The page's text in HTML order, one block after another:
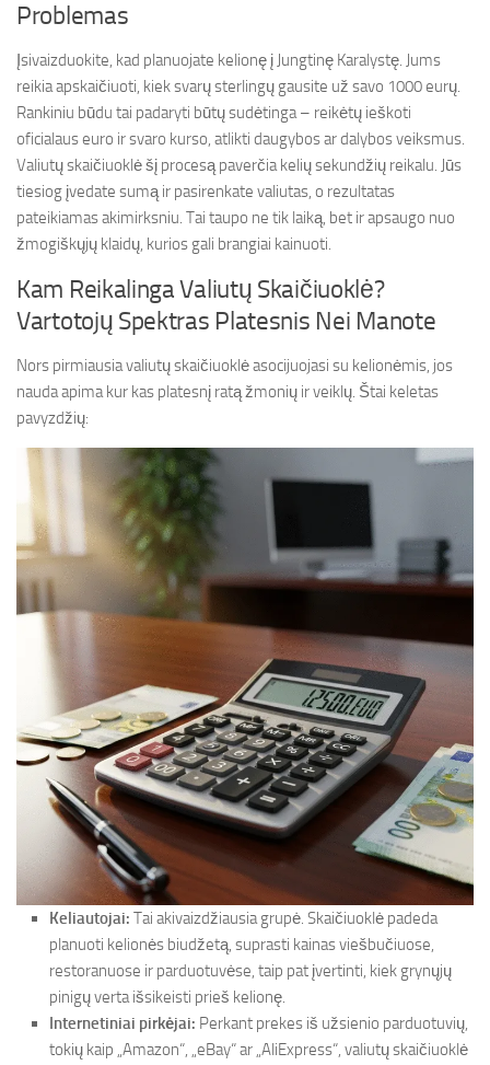
Problemas
Įsivaizduokite, kad planuojate kelionę į Jungtinę Karalystę. Jums
reikia apskaičiuoti, kiek svarų sterlingų gausite už savo 1000 eurų.
Rankiniu būdu tai padaryti būtų sudėtinga – reikėtų ieškoti
oficialaus euro ir svaro kurso, atlikti daugybos ar dalybos veiksmus.
Valiutų skaičiuoklė šį procesą paverčia kelių sekundžių reikalu. Jūs
tiesiog įvedate sumą ir pasirenkate valiutas, o rezultatas
pateikiamas akimirksniu. Tai taupo ne tik laiką, bet ir apsaugo nuo
žmogiškųjų klaidų, kurios gali brangiai kainuoti.
Kam Reikalinga Valiutų Skaičiuoklė?
Vartotojų Spektras Platesnis Nei Manote
Nors pirmiausia valiutų skaičiuoklė asocijuojasi su kelionėmis, jos
nauda apima kur kas platesnį ratą žmonių ir veiklų. Štai keletas
pavyzdžių:
Keliautojai: Tai akivaizdžiausia grupė. Skaičiuoklė padeda
planuoti kelionės biudžetą, suprasti kainas viešbučiuose,
restoranuose ir parduotuvėse, taip pat įvertinti, kiek grynųjų
pinigų verta išsikeisti prieš kelionę.
Internetiniai pirkėjai: Perkant prekes iš užsienio parduotuvių,
tokių kaip „Amazon“, „eBay“ ar „AliExpress“, valiutų skaičiuoklė